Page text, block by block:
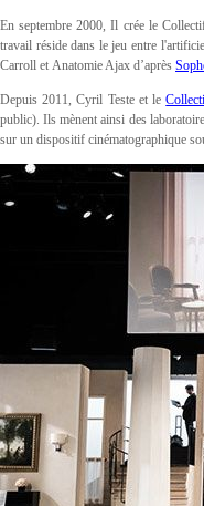
En septembre 2000, Il crée le
travail réside dans le jeu entre
Carroll et Anatomie Ajax d’après
Depuis 2011, Cyril Teste et le
public). Ils mènent ainsi des
sur un dispositif cinématographique